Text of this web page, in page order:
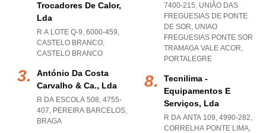
Trocadores De Calor,
Lda
R A LOTE Q-9, 6000-459,
CASTELO BRANCO,
CASTELO BRANCO
António Da Costa
Carvalho & Ca., Lda
R DA ESCOLA 508, 4755-
407, PEREIRA BARCELOS,
BRAGA
7400-215, UNIÃO DAS
FREGUESIAS DE PONTE
DE SOR, UNIAO
FREGUESIAS PONTE SOR
TRAMAGA VALE ACOR,
PORTALEGRE
Tecnilima -
Equipamentos E
Serviços, Lda
R DA ANTA 109, 4990-282,
CORRELHA PONTE LIMA,